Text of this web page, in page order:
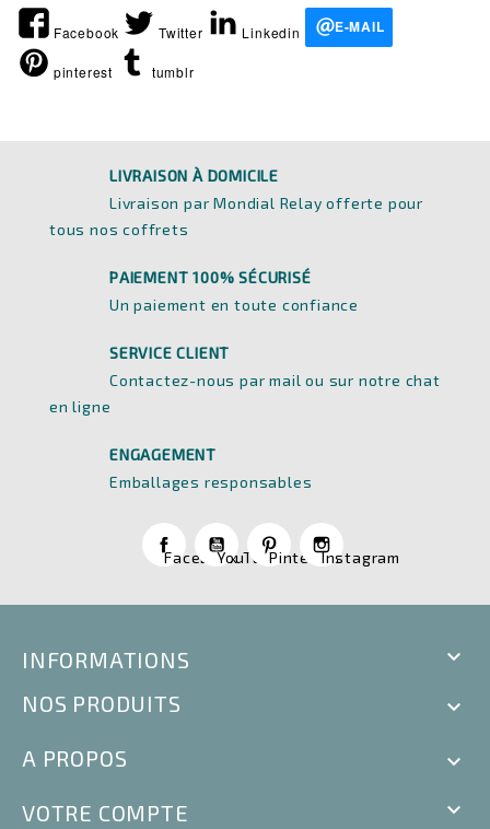
Facebook Twitter Linkedin E-MAIL
pinterest tumblr
LIVRAISON À DOMICILE
Livraison par Mondial Relay offerte pour
tous nos coffrets
PAIEMENT 100% SÉCURISÉ
Un paiement en toute confiance
SERVICE CLIENT
Contactez-nous par mail ou sur notre chat
en ligne
ENGAGEMENT
Emballages responsables
FacebookYouTubePinterestInstagram
INFORMATIONS

NOS PRODUITS

A PROPOS

VOTRE COMPTE
